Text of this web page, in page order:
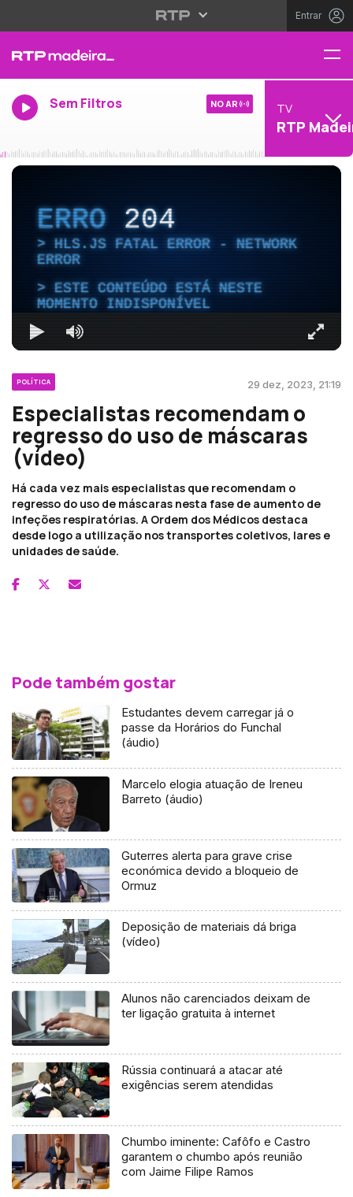
Entrar
Sem Filtros NO AR TV
RTP
ERRO204
HLS.JS FATAL ERROR - NETWORK
ERROR
ESTE CONTEÚDO ESTÁ NESTE
MOMENTO INDISPONÍVEL
POLÍTICA 29 dez, 2023, 21:19
Especialistas recomendam o
regresso do uso de máscaras
(vídeo)
Há cada vez mais especialistas que recomendam o
regresso do uso de máscaras nesta fase de aumento de
infeções respiratórias. A Ordem dos Médicos destaca
desde logo a utilização nos transportes coletivos, lares e
unidades de saúde.
Pode também gostar
Estudantes devem carregar já o
passe da Horários do Funchal
(áudio)
Marcelo elogia atuação de Ireneu
Barreto (áudio)
Guterres alerta para grave crise
económica devido a bloqueio de
Ormuz
Deposição de materiais dá briga
(vídeo)
Alunos não carenciados deixam de
ter ligação gratuita à internet
Rússia continuará a atacar até
exigências serem atendidas
Chumbo iminente: Cafôfo e Castro
garantem o chumbo após reunião
com Jaime Filipe Ramos